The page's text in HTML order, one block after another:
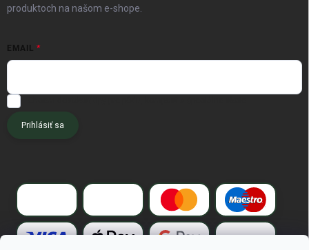
produktoch na našom e-shope.
EMAIL
Prihlásiť sa